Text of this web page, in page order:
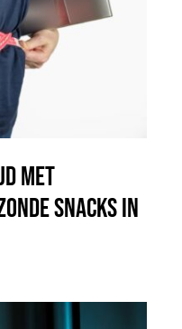
met
snacks in